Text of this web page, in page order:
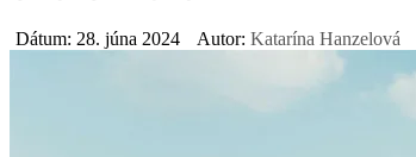
Dátum: 28. júna 2024 Autor: Katarína Hanzelová